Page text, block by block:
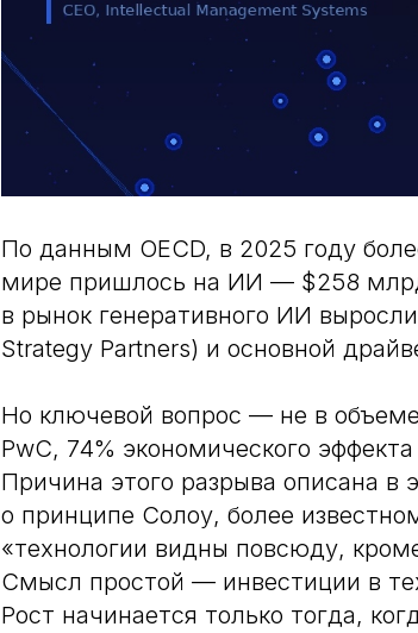
По данным OECD, в 2025 году
мире пришлось на ИИ — $258
в рынок генеративного ИИ
Strategy Partners) и основной
Но ключевой вопрос — не в
PwC, 74% экономического
Причина этого разрыва описана в
о принципе Солоу, более
«технологии видны повсюду,
Смысл простой — инвестиции в
Рост начинается только тогда,